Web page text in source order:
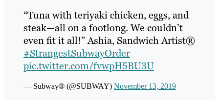
“Tuna with teriyaki chicken, eggs, and
steak—all on a footlong. We couldn’t
even fit it all!” Ashia, Sandwich Artist®
#StrangestSubwayOrder
pic.twitter.com/fvwpH5BU3U
— Subway® (@SUBWAY) November 13, 2019